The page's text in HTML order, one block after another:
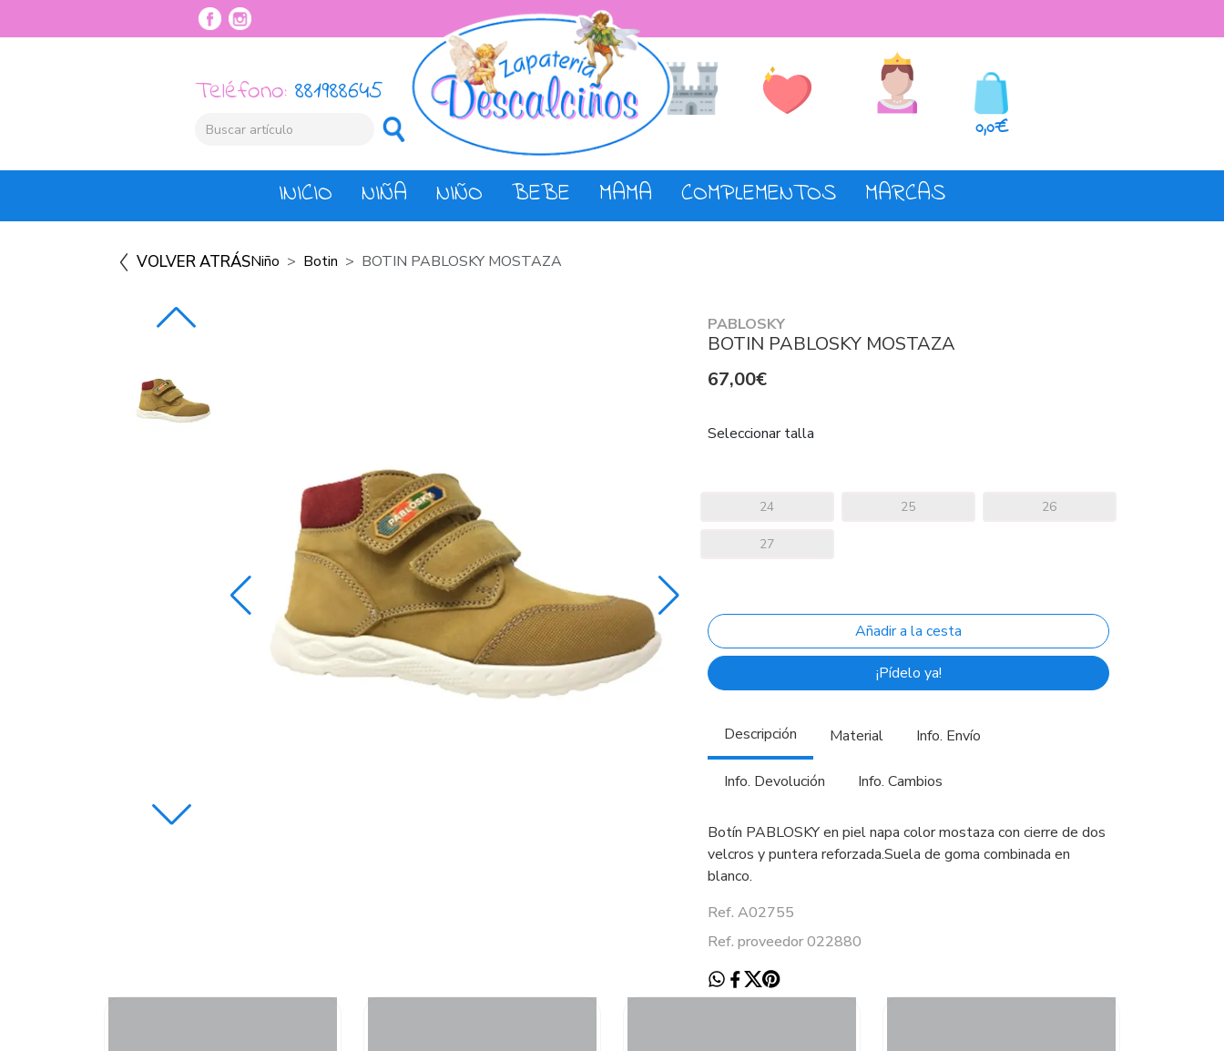
Teléfono: 881988645
0,0€
INICIO NIÑA NIÑO BEBE MAMA COMPLEMENTOS MARCAS
VOLVER ATRÁSNiño Botin BOTIN PABLOSKY MOSTAZA
PABLOSKY
BOTIN PABLOSKY MOSTAZA
67,00€
Seleccionar talla
24 25 26
27
¡Pídelo ya!
Descripción Material Info. Envío
Info. Devolución Info. Cambios
Botín PABLOSKY en piel napa color mostaza con cierre de dos
velcros y puntera reforzada.Suela de goma combinada en
blanco.
Ref. A02755
Ref. proveedor 022880